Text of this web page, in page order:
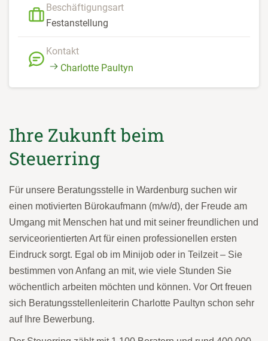
Beschäftigungsart
Festanstellung
Kontakt
Charlotte Paultyn
Ihre Zukunft beim
Steuerring
Für unsere Beratungsstelle in Wardenburg suchen wir
einen motivierten Bürokaufmann (m/w/d), der Freude am
Umgang mit Menschen hat und mit seiner freundlichen und
serviceorientierten Art für einen professionellen ersten
Eindruck sorgt. Egal ob im Minijob oder in Teilzeit – Sie
bestimmen von Anfang an mit, wie viele Stunden Sie
wöchentlich arbeiten möchten und können. Vor Ort freuen
sich Beratungsstellenleiterin Charlotte Paultyn schon sehr
auf Ihre Bewerbung.